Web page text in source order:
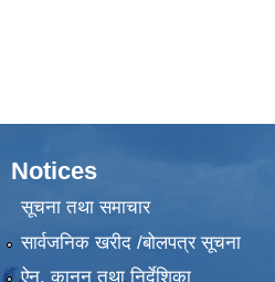
Notices
सूचना तथा समाचार
सार्वजनिक खरीद /बोलपत्र सूचना
ऐन, कानुन तथा निर्देशिका